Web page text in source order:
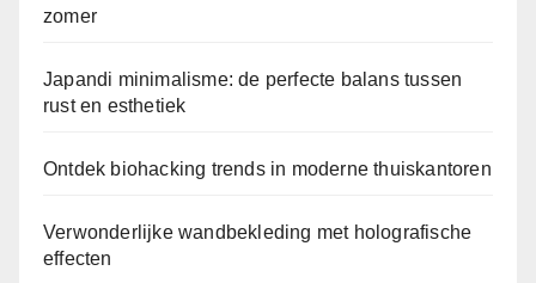
zomer
Japandi minimalisme: de perfecte balans tussen
rust en esthetiek
Ontdek biohacking trends in moderne thuiskantoren
Verwonderlijke wandbekleding met holografische
effecten